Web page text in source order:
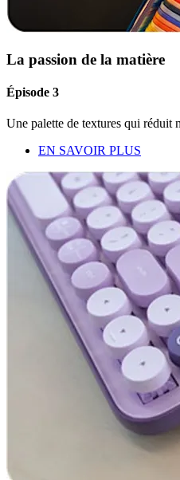
La passion de la matière
Épisode 3
Une palette de textures qui réduit
EN SAVOIR PLUS